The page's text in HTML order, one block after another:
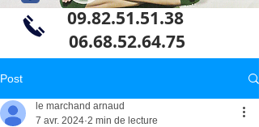
09.82.51.51.38
06.68.52.64.75
Post
le marchand arnaud
7 avr. 2024 2 min de lecture